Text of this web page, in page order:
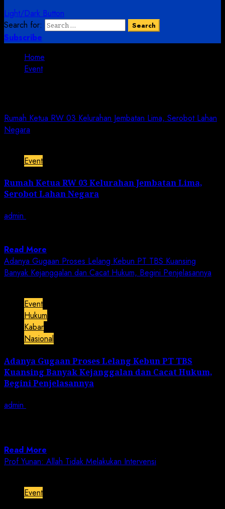
Light/Dark Button
Search for:
Subscribe
Home
Event
Rumah Ketua RW 03 Kelurahan Jembatan Lima, Serobot Lahan
Negara
Event
Rumah Ketua RW 03 Kelurahan Jembatan Lima,
Serobot Lahan Negara
admin
Read More
Adanya Gugaan Proses Lelang Kebun PT TBS Kuansing
Banyak Kejanggalan dan Cacat Hukum, Begini Penjelasannya
Event
Hukum
Kabar
Nasional
Adanya Gugaan Proses Lelang Kebun PT TBS
Kuansing Banyak Kejanggalan dan Cacat Hukum,
Begini Penjelasannya
admin
Read More
Prof Yunan: Allah Tidak Melakukan Intervensi
Event